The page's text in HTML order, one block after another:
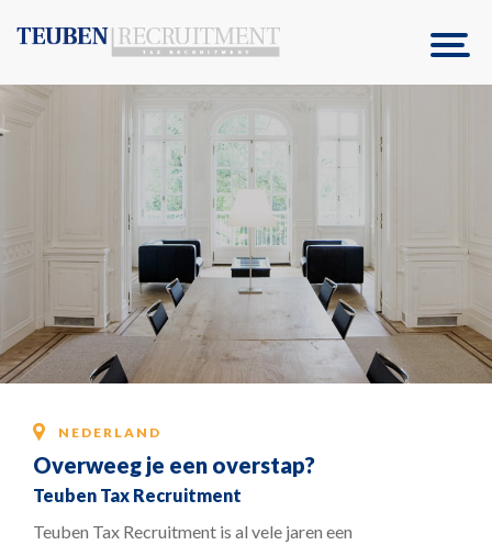
NEDERLAND
Overweeg je een overstap?
Teuben Tax Recruitment
Teuben Tax Recruitment is al vele jaren een